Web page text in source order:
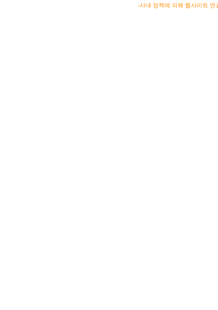
-사내 정책에 의해 웹사이트